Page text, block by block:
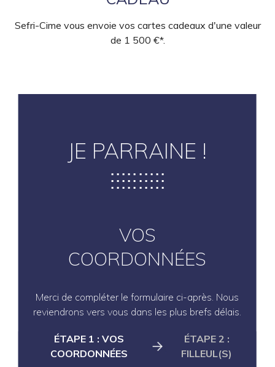
Sefri-Cime vous envoie vos cartes cadeaux d'une valeur
de 1 500 €*.
JE PARRAINE !
VOS
COORDONNÉES
Merci de compléter le formulaire ci-après. Nous
reviendrons vers vous dans les plus brefs délais.
ÉTAPE 1 : VOS
COORDONNÉES
ÉTAPE 2 :
FILLEUL(S)